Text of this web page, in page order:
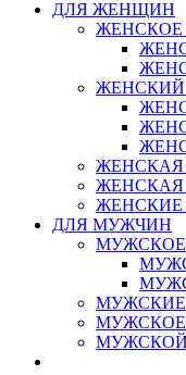
ДЛЯ ЖЕНЩИН
ЖЕНСКОЕ
ЖЕНСКАЯ
ЖЕНСКИЕ
ДЛЯ МУЖЧИН
МУЖСКОЕ
МУЖСКОЕ